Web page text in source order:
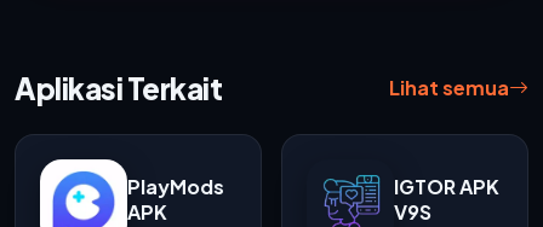
Aplikasi Terkait Lihat semua
PlayMods
APK
IGTOR APK
V9S